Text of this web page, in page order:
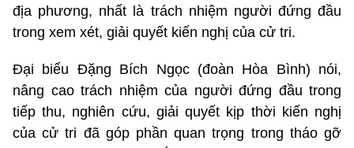
địa phương, nhất là trách nhiệm người đứng đầu
trong xem xét, giải quyết kiến nghị của cử tri.
Đại biểu Đặng Bích Ngọc (đoàn Hòa Bình) nói,
nâng cao trách nhiệm của người đứng đầu trong
tiếp thu, nghiên cứu, giải quyết kịp thời kiến nghị
của cử tri đã góp phần quan trọng trong tháo gỡ